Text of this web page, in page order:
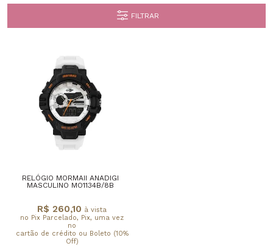
FILTRAR
RELÓGIO MORMAII ANADIGI
MASCULINO MO1134B/8B
R$ 260,10 à vista
no Pix Parcelado, Pix, uma vez
no
cartão de crédito ou Boleto (10%
Off)